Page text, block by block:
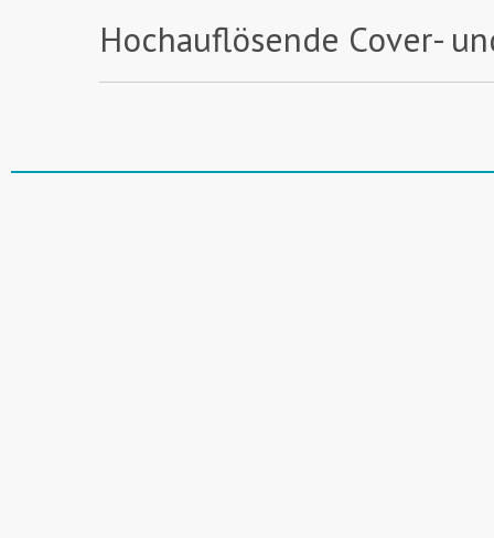
Hochauflösende Cover-